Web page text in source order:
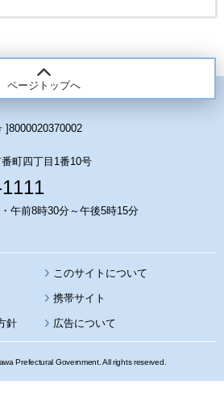
ページトップへ
]8000020370002
町四丁目1番10号
午前8時30分～午後5時15分
このサイトについて
携帯サイト
針 広告について
Prefectural Government. All rights reserved.